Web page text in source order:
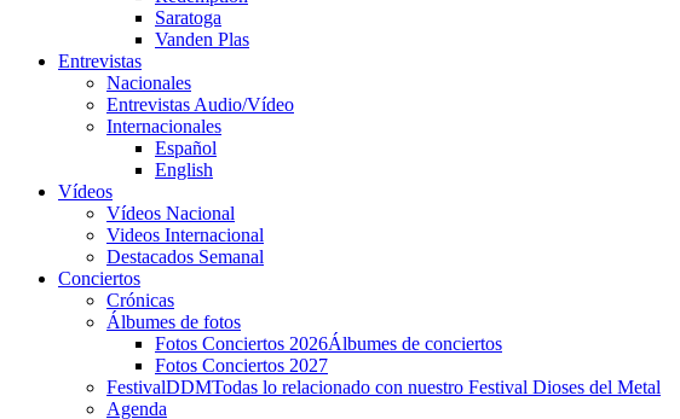
Saratoga
Vanden Plas
Entrevistas
Nacionales
Entrevistas Audio/Vídeo
Internacionales
Español
English
Vídeos
Vídeos Nacional
Videos Internacional
Destacados Semanal
Conciertos
Crónicas
Álbumes de fotos
Fotos Conciertos 2026Álbumes de conciertos
Fotos Conciertos 2027
FestivalDDMTodas lo relacionado con nuestro Festival Dioses del Metal
Agenda